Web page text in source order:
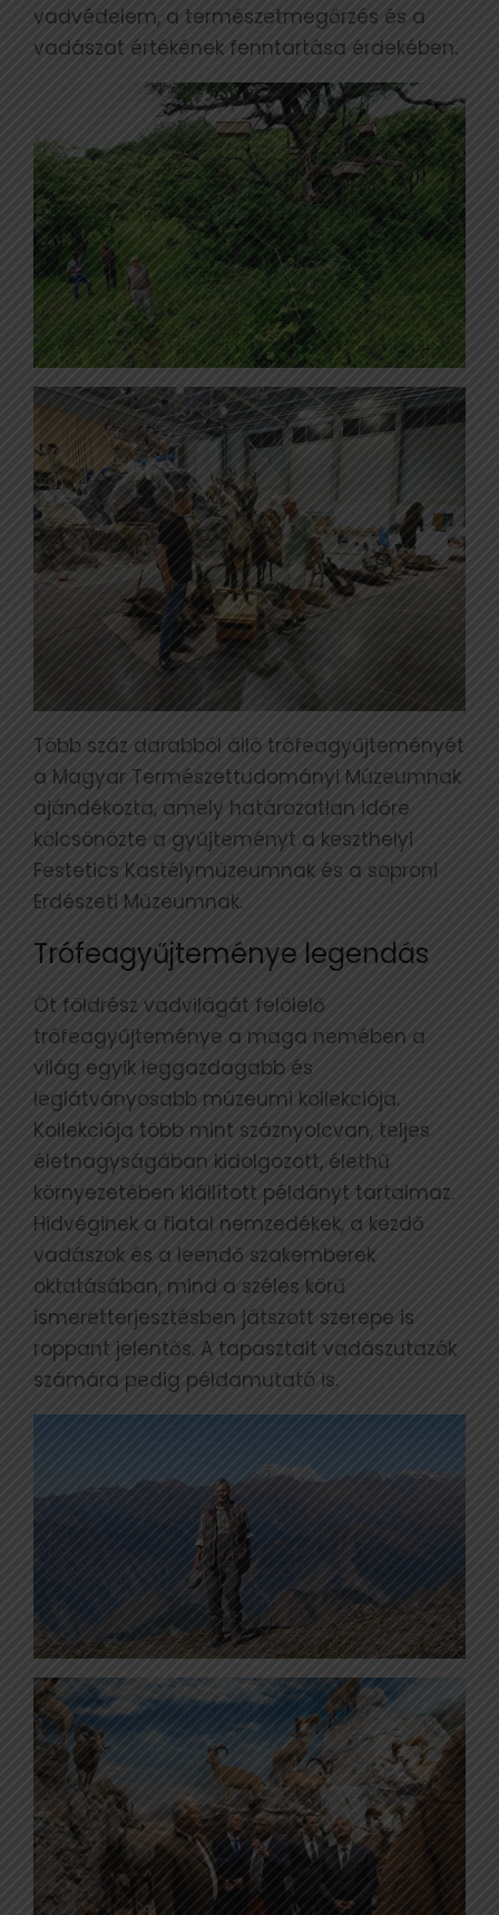
vadvédelem, a természetmegőrzés és a
vadászat értékének fenntartása érdekében.
Több száz darabból álló trófeagyűjteményét
a Magyar Természettudományi Múzeumnak
ajándékozta, amely határozatlan időre
kölcsönözte a gyűjteményt a keszthelyi
Festetics Kastélymúzeumnak és a soproni
Erdészeti Múzeumnak.
Trófeagyűjteménye legendás
Öt földrész vadvilágát felölelő
trófeagyűjteménye a maga nemében a
világ egyik leggazdagabb és
leglátványosabb múzeumi kollekciója.
Kollekciója több mint száznyolcvan, teljes
életnagyságában kidolgozott, élethű
környezetében kiállított példányt tartalmaz.
Hidvéginek a fiatal nemzedékek, a kezdő
vadászok és a leendő szakemberek
oktatásában, mind a széles körű
ismeretterjesztésben játszott szerepe is
roppant jelentős. A tapasztalt vadászutazók
számára pedig példamutató is.